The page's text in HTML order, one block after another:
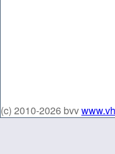
(c) 2010-2026 bvv